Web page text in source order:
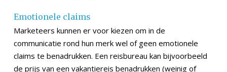
Emotionele claims
Marketeers kunnen er voor kiezen om in de
communicatie rond hun merk wel of geen emotionele
claims te benadrukken. Een reisbureau kan bijvoorbeeld
de prijs van een vakantiereis benadrukken (weinig of